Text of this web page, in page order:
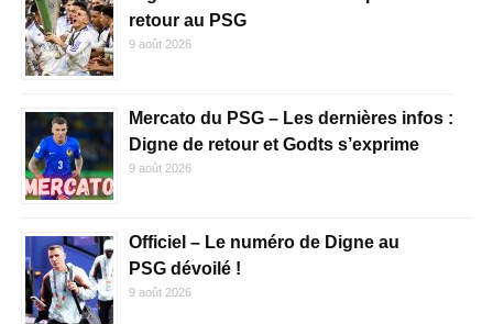
retour au PSG
9 août 2026
Mercato du PSG – Les dernières infos :
Digne de retour et Godts s’exprime
9 août 2026
Officiel – Le numéro de Digne au
PSG dévoilé !
9 août 2026